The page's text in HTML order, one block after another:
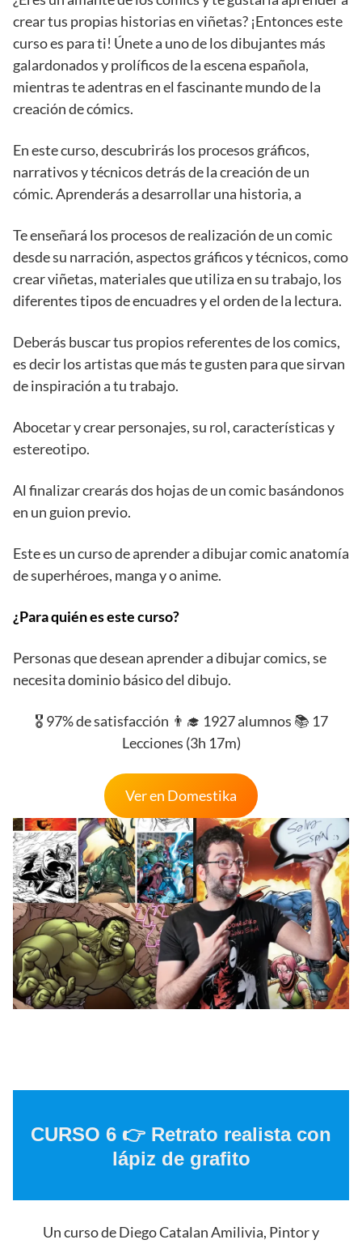
crear tus propias historias en viñetas? ¡Entonces este
curso es para ti! Únete a uno de los dibujantes más
galardonados y prolíficos de la escena española,
mientras te adentras en el fascinante mundo de la
creación de cómics.
En este curso, descubrirás los procesos gráficos,
narrativos y técnicos detrás de la creación de un
cómic. Aprenderás a desarrollar una historia, a
Te enseñará los procesos de realización de un comic
desde su narración, aspectos gráficos y técnicos, como
crear viñetas, materiales que utiliza en su trabajo, los
diferentes tipos de encuadres y el orden de la lectura.
Deberás buscar tus propios referentes de los comics,
es decir los artistas que más te gusten para que sirvan
de inspiración a tu trabajo.
Abocetar y crear personajes, su rol, características y
estereotipo.
Al finalizar crearás dos hojas de un comic basándonos
en un guion previo.
Este es un curso de aprender a dibujar comic anatomía
de superhéroes, manga y o anime.
¿Para quién es este curso?
Personas que desean aprender a dibujar comics, se
necesita dominio básico del dibujo.
🎖️ 97% de satisfacción 👨‍🎓 1927 alumnos 📚 17
Lecciones (3h 17m)
Ver en Domestika
CURSO 6 👉 Retrato realista con
lápiz de grafito
Un curso de Diego Catalan Amilivia, Pintor y